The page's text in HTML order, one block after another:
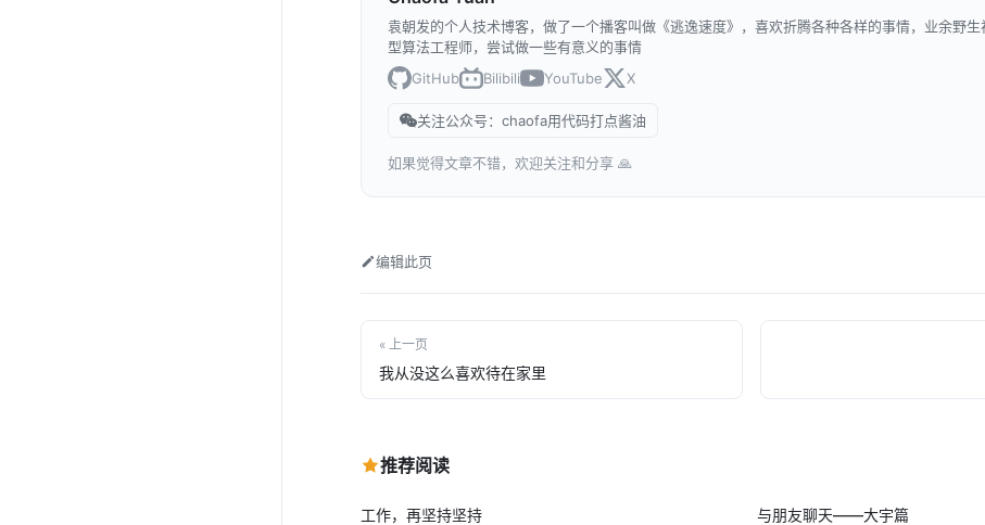
袁朝发的个人技术博客，做了一个播客叫做《逃逸速度》，喜欢折腾各种各样的事情，业余野
型算法工程师，尝试做一些有意义的事情
GitHub
Bilibili YouTube X
关注公众号：chaofa用代码打点酱油
如果觉得文章不错，欢迎关注和分享 🙏
编辑此页
« 上一页
我从没这么喜欢待在家里
推荐阅读
工作，再坚持坚持 与朋友聊天——大宇篇